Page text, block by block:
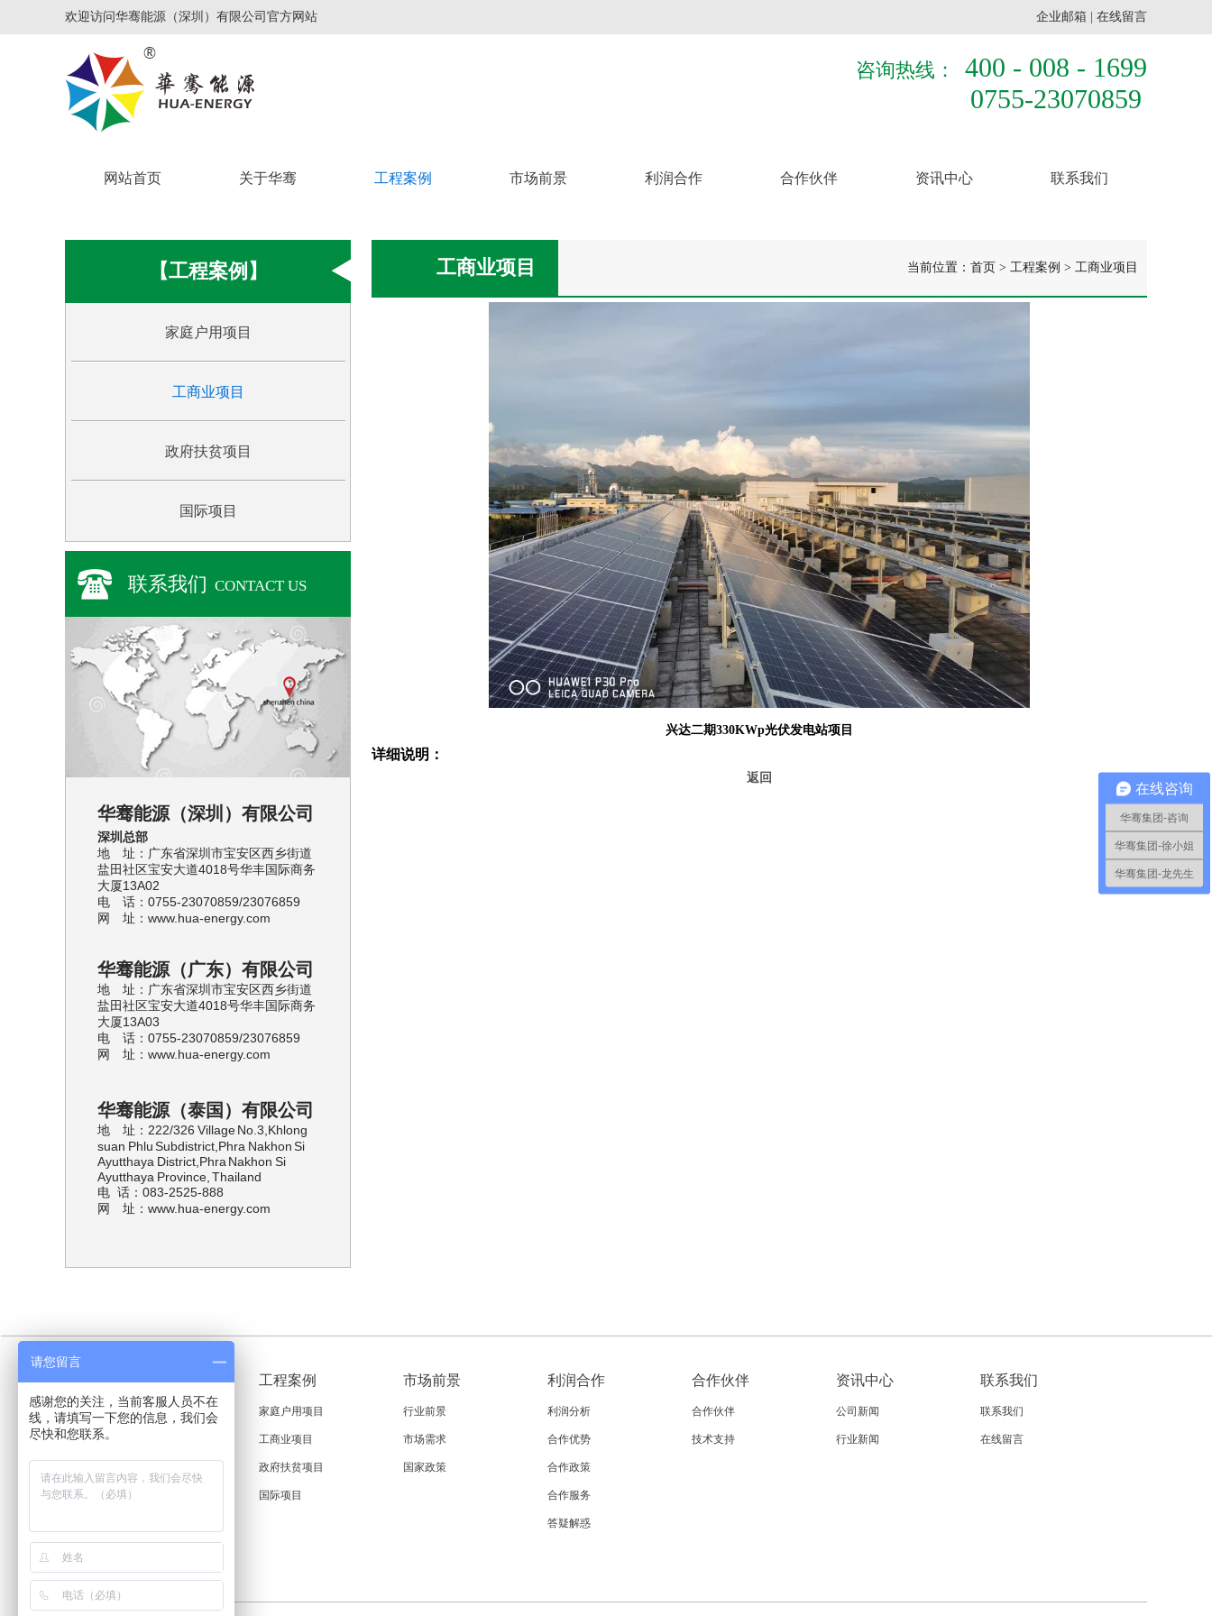
企业邮箱 在线留言
欢迎访问华骞能源（深圳）有限公司官方网站
咨询热线：
400 - 008 - 1699
0755-23070859
网站首页 关于华骞 工程案例 市场前景 利润合作 合作伙伴 资讯中心 联系我们
【工程案例】
家庭户用项目
工商业项目
政府扶贫项目
国际项目
联系我们 CONTACT US
华骞能源（深圳）有限公司
深圳总部
地 址：广东省深圳市宝安区西乡街道
盐田社区宝安大道4018号华丰国际商务
大厦13A02
电 话：0755-23070859/23076859
网 址：www.hua-energy.com
华骞能源（广东）有限公司
地 址： 广东省深圳市宝安区西乡街道
盐田社区宝安大道4018号华丰国际商务
大厦13A03
电 话： 0755-23070859/23076859
网 址：www.hua-energy.com
华骞能源（泰国）有限公司
地 址：222/326 Village No.3,Khlong
suan Phlu Subdistrict,Phra Nakhon Si
Ayutthaya District,Phra Nakhon Si
Ayutthaya Province, Thailand
电 话：083-2525-888
网 址：www.hua-energy.com
工商业项目 当前位置： 首页 > 工程案例 > 工商业项目
兴达二期330KWp光伏发电站项目
详细说明：
返回
关于华骞
公司简介
工程案例
家庭户用项目
工商业项目
政府扶贫项目
国际项目
市场前景
行业前景
市场需求
国家政策
利润合作
利润分析
合作优势
合作政策
合作服务
答疑解惑
合作伙伴
合作伙伴
技术支持
资讯中心
公司新闻
行业新闻
联系我们
联系我们
在线留言
在线咨询
华骞集团-咨询
华骞集团-徐小姐
华骞集团-龙先生
请您留言
感谢您的关注，当前客服人员不在
线，请填写一下您的信息，我们会
尽快和您联系。